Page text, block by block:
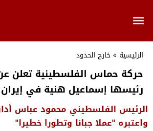
الرئيسية » خارج الحدود
حركة حماس الفلسطينية تعلن
رئيسها إسماعيل هنية في إيران
الرئيس الفلسطيني محمود عباس
واعتبره "عملا جبانا وتطورا خطيرا"